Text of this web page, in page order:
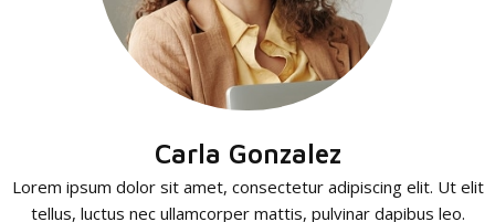
Carla Gonzalez
Lorem ipsum dolor sit amet, consectetur adipiscing elit. Ut elit
tellus, luctus nec ullamcorper mattis, pulvinar dapibus leo.